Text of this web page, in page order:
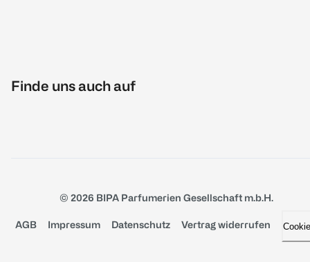
Finde uns auch auf
© 2026 BIPA Parfumerien Gesellschaft m.b.H.
AGB Impressum Datenschutz Vertrag widerrufen